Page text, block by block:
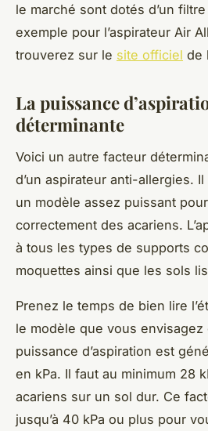
le marché sont dotés d’un
exemple pour l’aspirateur Air
trouverez sur le site officiel de
La puissance
déterminante
Voici un autre facteur
d’un aspirateur anti-allergies.
un modèle assez puissant
correctement des acariens.
à tous les types de supports
moquettes ainsi que les sols
Prenez le temps de bien lire
le modèle que vous envisagez
puissance d’aspiration est
en kPa. Il faut au minimum 28
acariens sur un sol dur. Ce
jusqu’à 40 kPa ou plus pour